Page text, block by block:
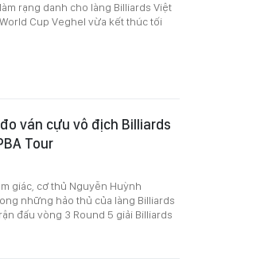
rạng danh cho làng Billiards Việt
Cup Veghel vừa kết thúc tối
ván cựu vô địch Billiards
Tour
giác, cơ thủ Nguyễn Huỳnh
những hảo thủ của làng Billiards
đấu vòng 3 Round 5 giải Billiards